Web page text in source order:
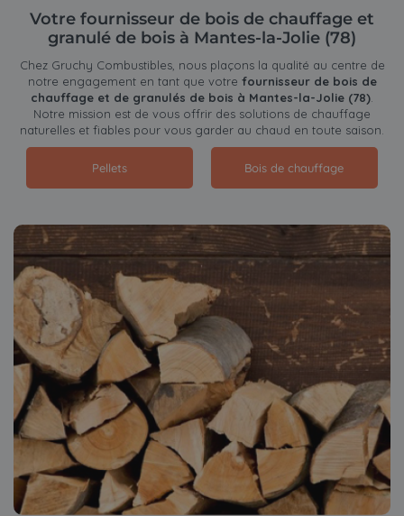
Votre fournisseur de bois de chauffage et
granulé de bois à Mantes-la-Jolie (78)
Chez Gruchy Combustibles, nous plaçons la qualité au centre de
notre engagement en tant que votre fournisseur de bois de
chauffage et de granulés de bois à Mantes-la-Jolie (78).
Notre mission est de vous offrir des solutions de chauffage
naturelles et fiables pour vous garder au chaud en toute saison.
Pellets Bois de chauffage